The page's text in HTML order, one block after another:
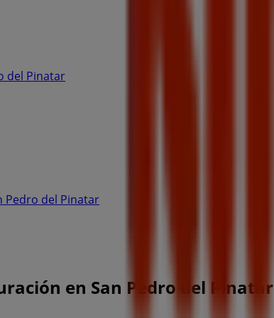
del Pinatar
Pedro del Pinatar
en San Pedro del Pinatar